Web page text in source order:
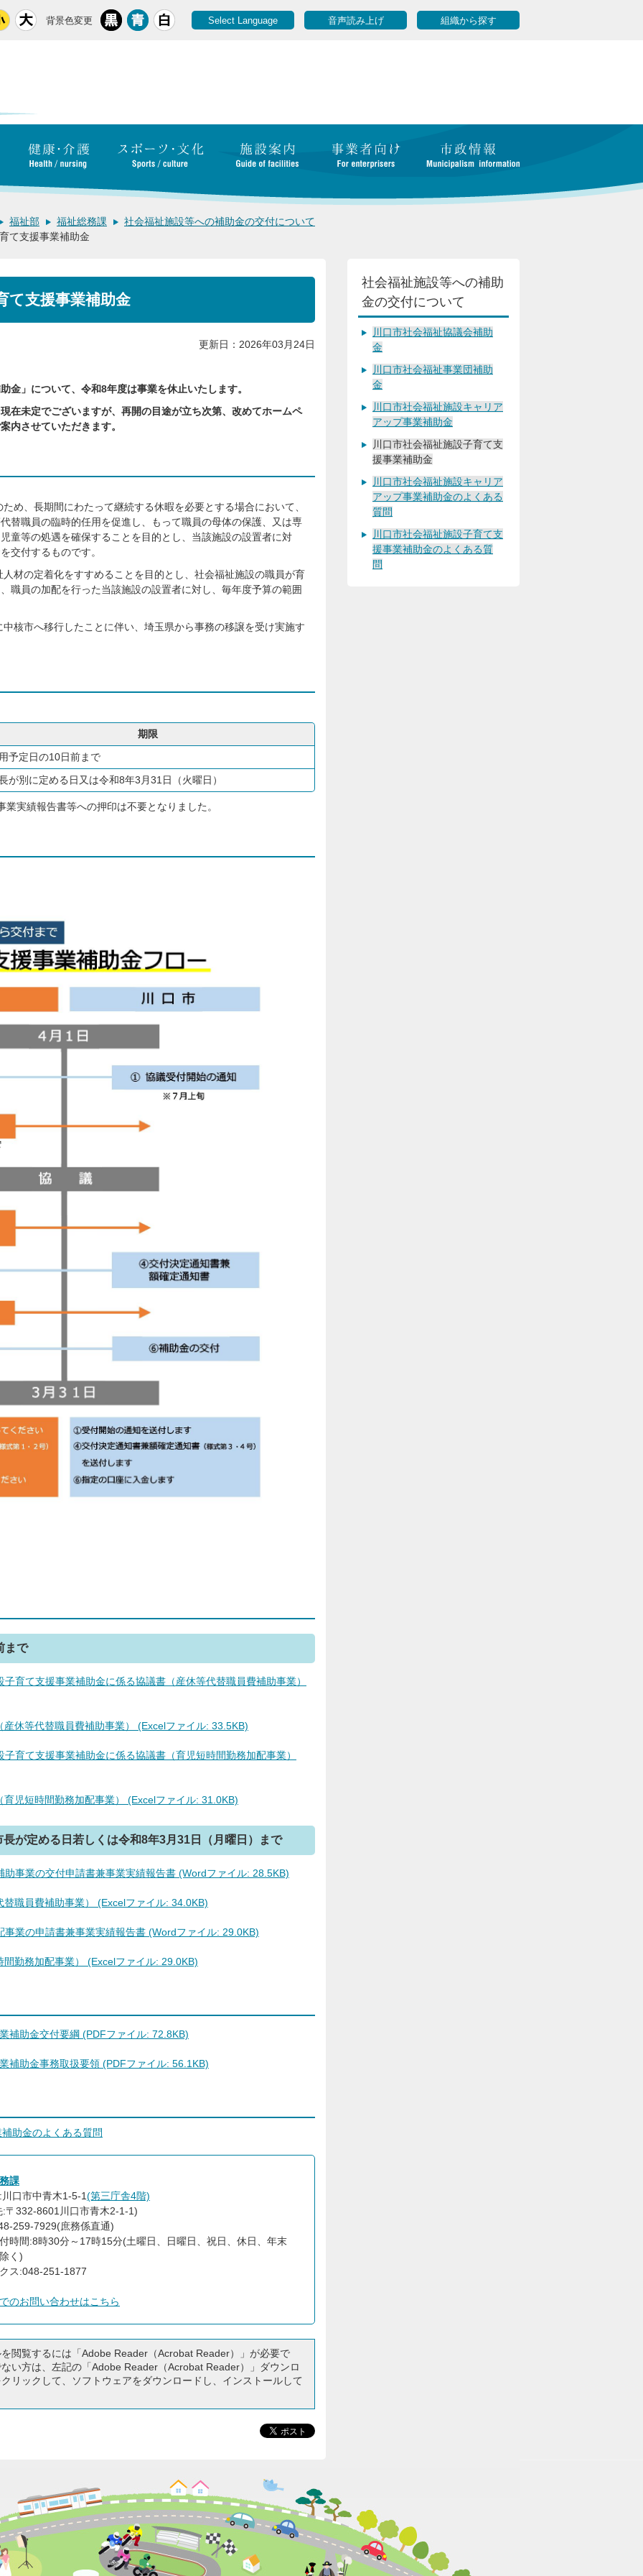
背景色変更 Select Language 音声読み上げ 組織から探す
福祉部 福祉総務課
社会福祉施設等への補助金の交付について
て支援事業補助金
て支援事業補助金
更新日：2026年03月24日
金」について、令和8年度は事業を休止いたします。
在未定でございますが、再開の目途が立ち次第、改めてホームペ
内させていただきます。
め、長期間にわたって継続する休暇を必要とする場合において、
替職員の臨時的任用を促進し、もって職員の母体の保護、又は専
童等の処遇を確保することを目的とし、当該施設の設置者に対
交付するものです。
材の定着化をすすめることを目的とし、社会福祉施設の職員が育
職員の加配を行った当該施設の設置者に対し、毎年度予算の範囲
核市へ移行したことに伴い、埼玉県から事務の移譲を受け実施す
期限
予定日の10日前まで
が別に定める日又は令和8年3月31日（火曜日）
実績報告書等への押印は不要となりました。
まで
育て支援事業補助金に係る協議書（産休等代替職員費補助事業）
休等代替職員費補助事業） (Excelファイル: 33.5KB)
育て支援事業補助金に係る協議書（育児短時間勤務加配事業）
児短時間勤務加配事業） (Excelファイル: 31.0KB)
が定める日若しくは令和8年3月31日（月曜日）まで
事業の交付申請書兼事業実績報告書 (Wordファイル: 28.5KB)
職員費補助事業） (Excelファイル: 34.0KB)
業の申請書兼事業実績報告書 (Wordファイル: 29.0KB)
勤務加配事業） (Excelファイル: 29.0KB)
補助金交付要綱 (PDFファイル: 72.8KB)
補助金事務取扱要領 (PDFファイル: 56.1KB)
助金のよくある質問
課
口市中青木1-5-1(第三庁舎4階)
:〒332-8601川口市青木2-1-1)
259-7929(庶務係直通)
時間:8時30分～17時15分(土曜日、日曜日、祝日、休日、年末
く)
ス:048-251-1877
のお問い合わせはこちら
閲覧するには「Adobe Reader（Acrobat Reader）」が必要で
い方は、左記の「Adobe Reader（Acrobat Reader）」ダウンロ
リックして、ソフトウェアをダウンロードし、インストールして
社会福祉施設等への補助
金の交付について
川口市社会福祉協議会補助
金
川口市社会福祉事業団補助
金
川口市社会福祉施設キャリア
アップ事業補助金
川口市社会福祉施設子育て支
援事業補助金
川口市社会福祉施設キャリア
アップ事業補助金のよくある
質問
川口市社会福祉施設子育て支
援事業補助金のよくある質
問